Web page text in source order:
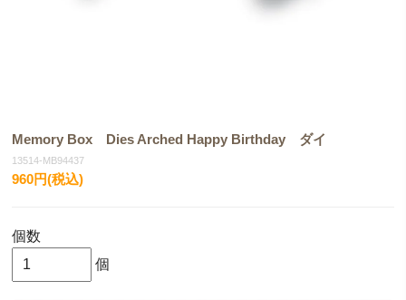
Memory Box Dies Arched Happy Birthday ダイ
13514-MB94437
960円(税込)
個数
個